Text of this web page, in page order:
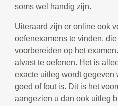
soms wel handig zijn.
Uiteraard zijn er online ook
oefenexamens te vinden,
voorbereiden op het
alvast te oefenen. Het is
exacte uitleg wordt gegeven
goed of fout is. Dit is het
aangezien u dan ook uitleg